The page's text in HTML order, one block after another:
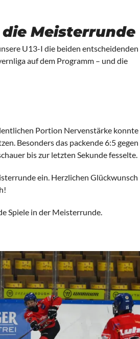
Meisterrunde
U13-I die beiden entscheidenden
auf dem Programm – und die
Portion Nervenstärke konnte
Besonders das packende 6:5 gegen
bis zur letzten Sekunde fesselte.
ein. Herzlichen Glückwunsch
Spiele in der Meisterrunde.